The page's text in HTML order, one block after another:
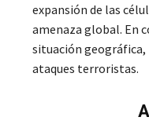
expansión de las
amenaza global. En
situación
ataques terroristas.